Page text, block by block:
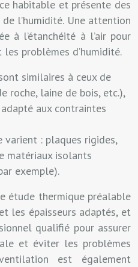
habitable et présente des
l’humidité. Une attention
à l’étanchéité à l’air pour
problèmes d’humidité.
similaires à ceux de
roche, laine de bois, etc.),
aux contraintes
varient : plaques rigides,
matériaux isolants
exemple).
étude thermique préalable
les épaisseurs adaptés, et
qualifié pour assurer
et éviter les problèmes
est également